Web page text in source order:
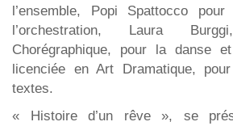
l’ensemble, Popi Spattocco
l’orchestration, Laura
Chorégraphique, pour la danse
licenciée en Art Dramatique,
textes.
« Histoire d’un rêve », se